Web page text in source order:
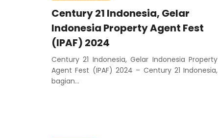
Century 21 Indonesia, Gelar
Indonesia Property Agent Fest
(IPAF) 2024
Century 21 Indonesia, Gelar Indonesia Property
Agent Fest (IPAF) 2024 – Century 21 Indonesia,
bagian...